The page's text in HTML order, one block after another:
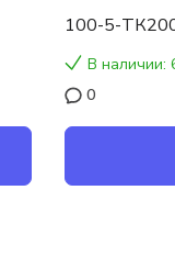
100-5-
В наличии:
0